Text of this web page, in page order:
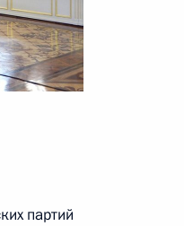
партий